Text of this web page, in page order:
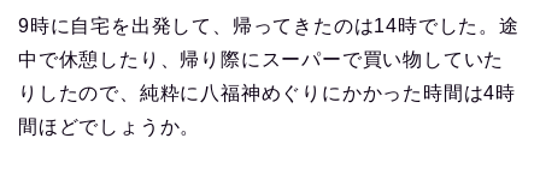
9時に自宅を出発して、帰ってきたのは14時でした。途
中で休憩したり、帰り際にスーパーで買い物していた
りしたので、純粋に八福神めぐりにかかった時間は4時
間ほどでしょうか。